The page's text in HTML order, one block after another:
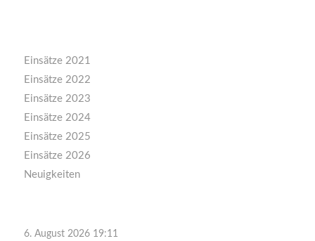
Einsätze 2021
Einsätze 2022
Einsätze 2023
Einsätze 2024
Einsätze 2025
Einsätze 2026
Neuigkeiten
6. August 2026 19:11